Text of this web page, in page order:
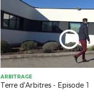
ARBITRAGE
Terre d'Arbitres - Episode 1